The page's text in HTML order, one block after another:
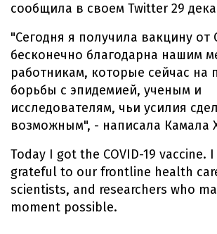
сообщила в своем Twitter 29
"Сегодня я получила вакцину от
бесконечно благодарна нашим
работникам, которые сейчас на
борьбы с эпидемией, ученым и
исследователям, чьи усилия
возможным", - написала Камала
Today I got the COVID-19 vaccine.
grateful to our frontline health
scientists, and researchers who
moment possible.